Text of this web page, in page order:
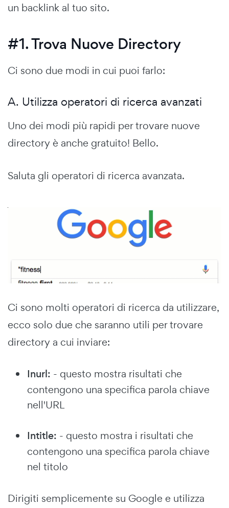
un backlink al tuo sito.
#1. Trova Nuove Directory
Ci sono due modi in cui puoi farlo:
A. Utilizza operatori di ricerca avanzati
Uno dei modi più rapidi per trovare nuove
directory è anche gratuito! Bello.
Saluta gli operatori di ricerca avanzata.
Ci sono molti operatori di ricerca da utilizzare,
ecco solo due che saranno utili per trovare
directory a cui inviare:
Inurl: - questo mostra risultati che
contengono una specifica parola chiave
nell'URL
Intitle: - questo mostra i risultati che
contengono una specifica parola chiave
nel titolo
Dirigiti semplicemente su Google e utilizza